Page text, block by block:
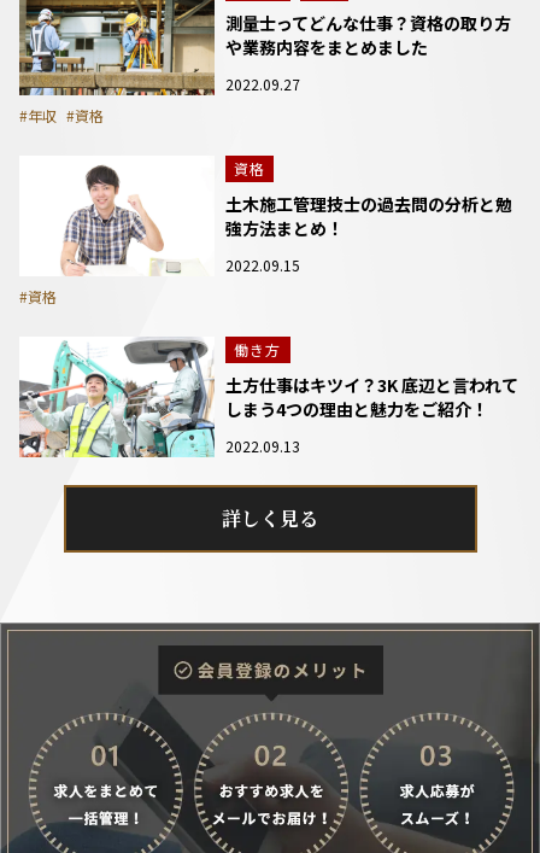
測量士ってどんな仕事？資格の取り方
や業務内容をまとめました
2022.09.27
#年収 #資格
資格
土木施工管理技士の過去問の分析と勉
強方法まとめ！
2022.09.15
#資格
働き方
土方仕事はキツイ？3K 底辺と言われて
しまう4つの理由と魅力をご紹介！
2022.09.13
詳しく見る